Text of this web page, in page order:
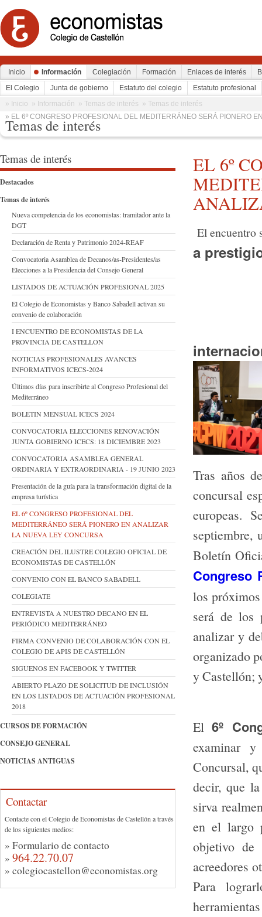
Inicio Información Colegiación Formación Enlaces de interés
El Colegio
Junta de gobierno Estatuto del colegio
Estatuto profesional
» Inicio » Información » Temas de interés » Temas de interés
» EL 6º CONGRESO PROFESIONAL DEL MEDITERRÁNEO SERÁ PIONERO
Temas de interés
Temas de interés
Destacados
Temas de interés
Nueva competencia de los economistas: tramitador ante la
DGT
Declaración de Renta y Patrimonio 2024-REAF
Convocatoria Asamblea de Decanos/as-Presidentes/as
Elecciones a la Presidencia del Consejo General
LISTADOS DE ACTUACIÓN PROFESIONAL 2025
El Colegio de Economistas y Banco Sabadell activan su
convenio de colaboración
I ENCUENTRO DE ECONOMISTAS DE LA
PROVINCIA DE CASTELLON
NOTICIAS PROFESIONALES AVANCES
INFORMATIVOS ICECS-2024
Últimos días para inscribirte al Congreso Profesional del
Mediterráneo
BOLETIN MENSUAL ICECS 2024
CONVOCATORIA ELECCIONES RENOVACIÓN
JUNTA GOBIERNO ICECS: 18 DICIEMBRE 2023
CONVOCATORIA ASAMBLEA GENERAL
ORDINARIA Y EXTRAORDINARIA - 19 JUNIO 2023
Presentación de la guía para la transformación digital de la
empresa turística
EL 6º CONGRESO PROFESIONAL DEL
MEDITERRÁNEO SERÁ PIONERO EN ANALIZAR
LA NUEVA LEY CONCURSA
CREACIÓN DEL ILUSTRE COLEGIO OFICIAL DE
ECONOMISTAS DE CASTELLÓN
CONVENIO CON EL BANCO SABADELL
COLEGIATE
ENTREVISTA A NUESTRO DECANO EN EL
PERIÓDICO MEDITERRÁNEO
FIRMA CONVENIO DE COLABORACIÓN CON EL
COLEGIO DE APIS DE CASTELLÓN
SIGUENOS EN FACEBOOK Y TWITTER
ABIERTO PLAZO DE SOLICITUD DE INCLUSIÓN
EN LOS LISTADOS DE ACTUACIÓN PROFESIONAL
2018
CURSOS DE FORMACIÓN
CONSEJO GENERAL
NOTICIAS ANTIGUAS
Contactar
Contacte con el Colegio de Economistas de Castellón a través
de los siguientes medios:
» Formulario de contacto
» 964.22.70.07
» colegiocastellon@economistas.org
EL 6º
El encuentro
a
Tras años
concursal
europeas.
septiembre,
Boletín
Congreso
los
será de los
analizar y
organizado
y Castellón;
El 6º
examinar y
Concursal,
decir, que
sirva
en el largo
objetivo de
acreedores
Para